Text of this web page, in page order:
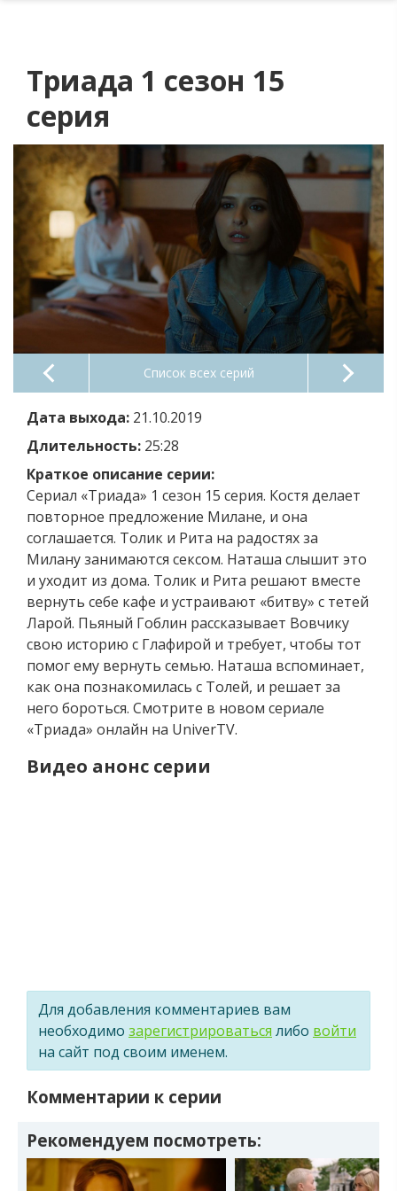
Триада 1 сезон 15
серия
Список всех серий
Дата выхода: 21.10.2019
Длительность: 25:28
Краткое описание серии:
Сериал «Триада» 1 сезон 15 серия. Костя делает
повторное предложение Милане, и она
соглашается. Толик и Рита на радостях за
Милану занимаются сексом. Наташа слышит это
и уходит из дома. Толик и Рита решают вместе
вернуть себе кафе и устраивают «битву» с тетей
Ларой. Пьяный Гоблин рассказывает Вовчику
свою историю с Глафирой и требует, чтобы тот
помог ему вернуть семью. Наташа вспоминает,
как она познакомилась с Толей, и решает за
него бороться. Смотрите в новом сериале
«Триада» онлайн на UniverTV.
Видео анонс серии
Для добавления комментариев вам
необходимо зарегистрироваться либо войти
на сайт под своим именем.
Комментарии к серии
Рекомендуем посмотреть: